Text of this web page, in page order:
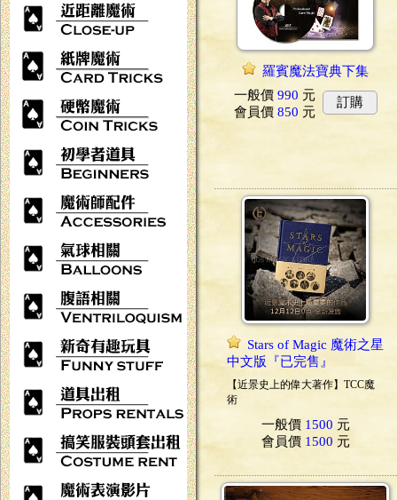
羅賓魔法寶典下集
一般價 990 元
會員價 850 元
訂購
Stars of Magic 魔術之星
中文版『已完售』
【近景史上的偉大著作】TCC魔
術
一般價 1500 元
會員價 1500 元